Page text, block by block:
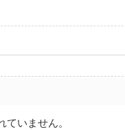
ていません。